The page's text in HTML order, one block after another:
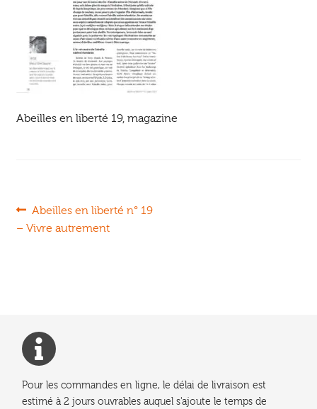
Abeilles en liberté 19, magazine
Navigation
Article
précédent :
Abeilles en liberté n° 19
– Vivre autrement
Pour les commandes en ligne, le délai de livraison est
estimé à 2 jours ouvrables auquel s'ajoute le temps de